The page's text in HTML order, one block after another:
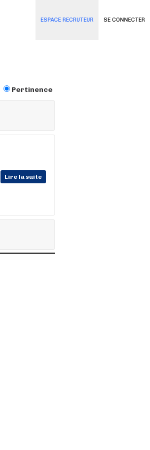
SE CONNECTER
ESPACE RECRUTEUR
Pertinence
Lire la suite